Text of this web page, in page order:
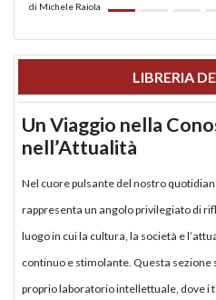
di Michele Raiola
LIBRERIA
Un Viaggio nella
nell’Attualità
Nel cuore pulsante del nostro
rappresenta un angolo privilegiato di
luogo in cui la cultura, la società e
continuo e stimolante. Questa sezione
proprio laboratorio intellettuale, dove i